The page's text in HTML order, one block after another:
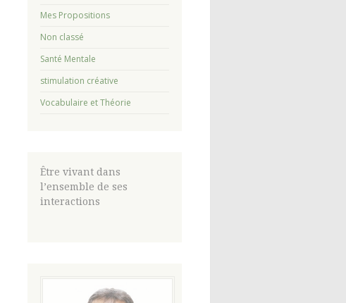
Mes Propositions
Non classé
Santé Mentale
stimulation créative
Vocabulaire et Théorie
Être vivant dans
l’ensemble de ses
interactions